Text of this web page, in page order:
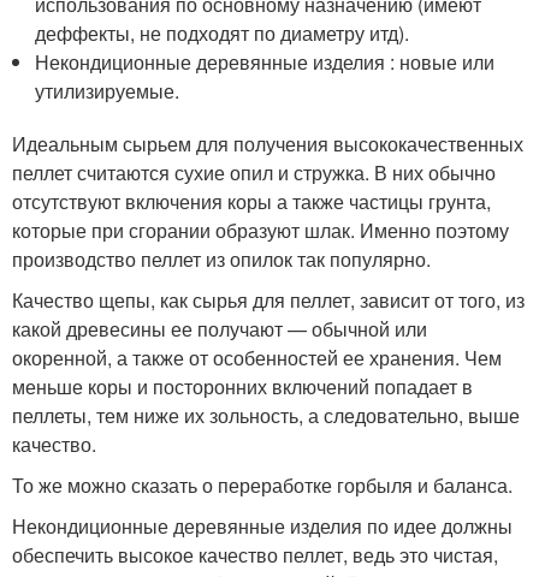
деффекты, не подходят по диаметру итд).
Некондиционные деревянные изделия : новые или
утилизируемые.
Идеальным сырьем для получения высококачественных
пеллет считаются сухие опил и стружка. В них обычно
отсутствуют включения коры а также частицы грунта,
которые при сгорании образуют шлак. Именно поэтому
производство пеллет из опилок так популярно.
Качество щепы, как сырья для пеллет, зависит от того, из
какой древесины ее получают — обычной или
окоренной, а также от особенностей ее хранения. Чем
меньше коры и посторонних включений попадает в
пеллеты, тем ниже их зольность, а следовательно, выше
качество.
То же можно сказать о переработке горбыля и баланса.
Некондиционные деревянные изделия по идее должны
обеспечить высокое качество пеллет, ведь это чистая,